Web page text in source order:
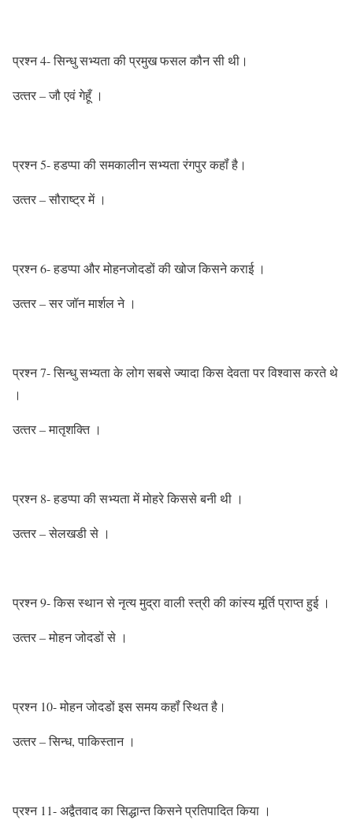
प्रश्‍न 4- सिन्‍धु सभ्‍यता की प्रमुख फसल कौन सी थी।
उत्‍तर – जौ एवं गेहूँ ।
प्रश्‍न 5- हडप्‍पा की समकालीन सभ्‍यता रंगपुर कहॉं है।
उत्‍तर – सौराष्‍ट्र में ।
प्रश्‍न 6- हडप्‍पा और मोहनजोदडों की खोज किसने कराई ।
उत्‍तर – सर जॉन मार्शल ने ।
प्रश्‍न 7- सिन्‍धु सभ्‍यता के लोग सबसे ज्‍यादा किस देवता पर विश्‍वास करते थे
।
उत्‍तर – मातृशक्ति ।
प्रश्‍न 8- हडप्‍पा की सभ्‍यता में मोहरे किससे बनी थी ।
उत्‍तर – सेलखडी से ।
प्रश्‍न 9- किस स्‍थान से नृत्‍य मुद्रा वाली स्‍त्री की कांस्‍य मूर्ति प्राप्‍त हुई ।
उत्‍तर – मोहन जोदडों से ।
प्रश्‍न 10- मोहन जोदडों इस समय कहॉं स्थित है।
उत्‍तर – सिन्‍ध, पाकिस्‍तान ।
प्रश्‍न 11- अद्वैतवाद का सिद्धान्‍त किसने प्रतिपादित किया ।